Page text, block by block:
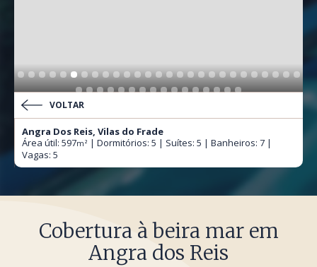
VOLTAR
Angra Dos Reis, Vilas do Frade
Área útil: 597m² | Dormitórios: 5 | Suítes: 5 | Banheiros: 7 |
Vagas: 5
Cobertura à beira mar em
Angra dos Reis